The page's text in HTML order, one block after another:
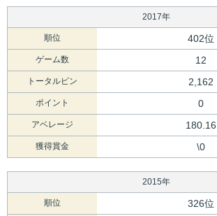
2017年
順位 402位
ゲーム数 12
トータルピン 2,162
ポイント 0
アベレージ 180.16
獲得賞金 \0
2015年
順位 326位